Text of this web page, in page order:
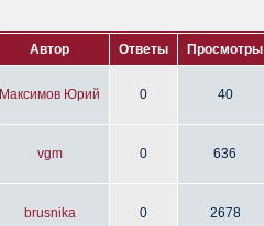
Автор Ответы Просмотры
Максимов Юрий 0 40
vgm 0 636
brusnika 0 2678